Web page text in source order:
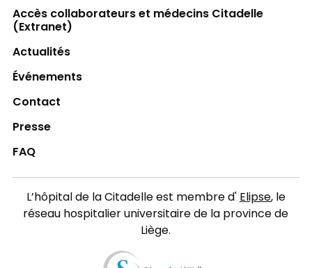
Accès collaborateurs et médecins Citadelle
(Extranet)
Actualités
Événements
Contact
Presse
FAQ
L’hôpital de la Citadelle est membre d'Elipse, le
réseau hospitalier universitaire de la province de
Liège.